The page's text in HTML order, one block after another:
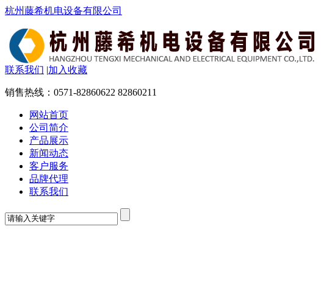
杭州藤希机电设备有限公司
联系我们 |加入收藏
销售热线： 0571-82860622 82860211
网站首页
公司简介
产品展示
新闻动态
客户服务
品牌代理
联系我们